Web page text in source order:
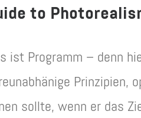
to
ist Programm – denn
Prinzipien,
sollte, wenn er das